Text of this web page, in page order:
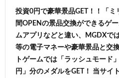
投資0円で豪華景品GET！！「
間OPENの景品交換ができるゲ
ムアプリなどと違い、MGDXで
等の電子マネーや豪華景品と交
トゲームでは「ラッシュモード
円」分のメダルをGET！ 当サイ